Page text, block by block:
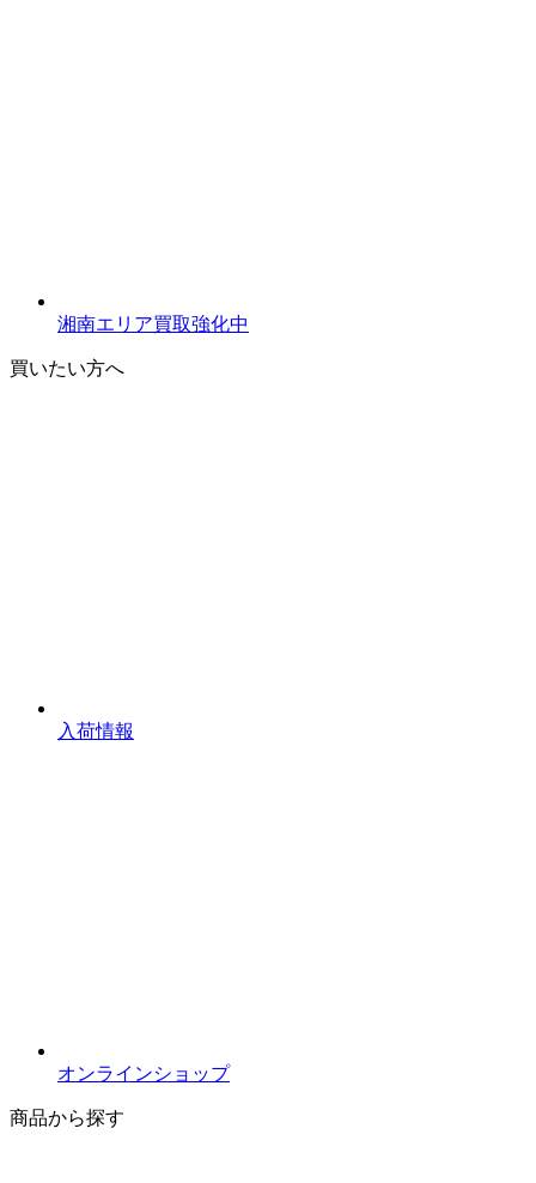
湘南エリア買取強化中
買いたい方へ
入荷情報
オンラインショップ
商品から探す